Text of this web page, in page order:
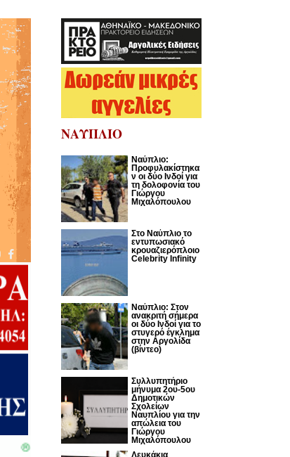
ΝΑΥΠΛΙΟ
Ναύπλιο:
Προφυλακίστηκα
ν οι δύο Ινδοί για
τη δολοφονία του
Γιώργου
Μιχαλόπουλου
Στο Ναύπλιο το
εντυπωσιακό
κρουαζιερόπλοιο
Celebrity Infinity
Nαύπλιο: Στον
ανακριτή σήμερα
οι δύο Ινδοί για το
στυγερό έγκλημα
στην Αργολίδα
(βίντεο)
Συλλυπητήριο
μήνυμα 2ου-5ου
Δημοτικών
Σχολείων
Ναυπλίου για την
απώλεια του
Γιώργου
Μιχαλόπουλου
Λευκάκια